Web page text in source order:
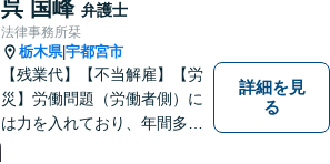
呉 国峰 弁護士
法律事務所栞
栃木県|宇都宮市
【残業代】【不当解雇】【労
災】労働問題（労働者側）に
は力を入れており、年間多数
詳細を見
る